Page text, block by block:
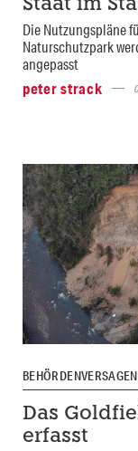
Staat im
Die Nutzungspläne
Naturschutzpark
angepasst
peter strack
Das
erfasst